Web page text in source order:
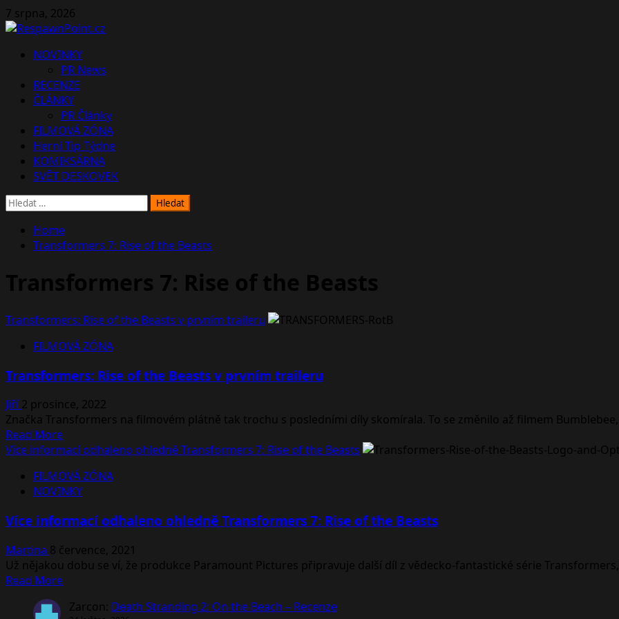
Skip
to
7 srpna, 2026
PrimaryNOVINKY
PR News
RECENZE
ČLÁNKY
PR Články
FILMOVÁ ZÓNA
Herní Tip Týdne
KOMIKSÁRNA
SVĚT DESKOVEK
Vyhledávání
Home
Transformers 7: Rise of the Beasts
Transformers 7: Rise of the Beasts
Transformers: Rise of the Beasts v prvním traileru
FILMOVÁ ZÓNA
Transformers: Rise of the Beasts v prvním traileru
Jiří2 prosince, 2022
Značka Transformers na filmovém plátně tak trochu s posledními díly skomírala. To se změnilo až filmem
Read MoreRead
more
Transformers:
Rise
the
v prvním
traileru
Více informací odhaleno ohledně Transformers 7: Rise of the Beasts
FILMOVÁ ZÓNA
NOVINKY
Více informací odhaleno ohledně Transformers 7: Rise of the Beasts
Martina 8 července, 2021
Už nějakou dobu se ví, že produkce Paramount Pictures připravuje další díl z vědecko-fantastické série Transformers,
Read MoreRead
about
Zarcon: Death Stranding 2: On the Beach – Recenze